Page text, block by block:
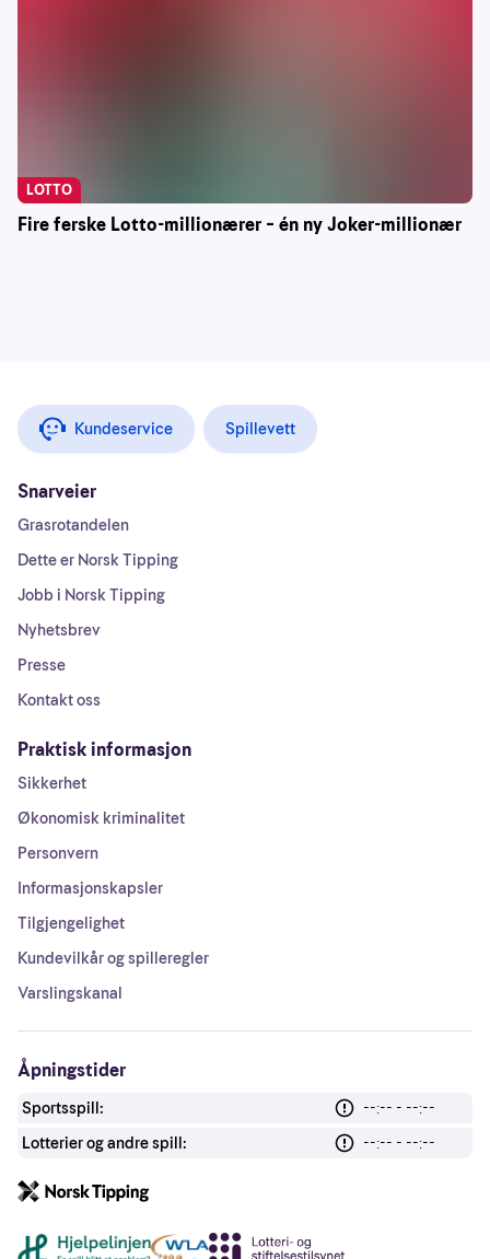
Fire ferske Lotto-millionærer – én ny Joker-millionær
LOTTO
Kundeservice Spillevett
Snarveier
Grasrotandelen
Dette er Norsk Tipping
Jobb i Norsk Tipping
Nyhetsbrev
Presse
Kontakt oss
Praktisk informasjon
Sikkerhet
Økonomisk kriminalitet
Personvern
Informasjonskapsler
Tilgjengelighet
Kundevilkår og spilleregler
Varslingskanal
Åpningstider
Sportsspill:
--:-- - --:--
Lotterier og andre spill:
--:-- - --:--
Andre lenker